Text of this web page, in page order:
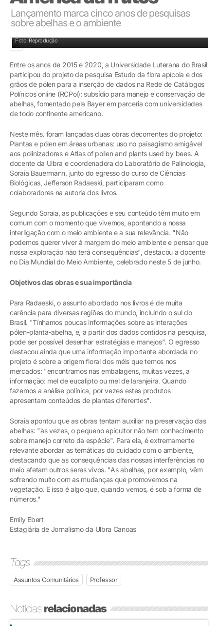
Lançamento marca cinco anos de pesquisas
sobre abelhas e o ambiente
Foto: Reprodução
Entre os anos de 2015 e 2020, a Universidade Luterana do Brasil
participou do projeto de pesquisa Estudo da flora apícola e dos
grãos de pólen para a inserção de dados na Rede de Catálogos
Polínicos online (RCPol): subsídio para manejo e conservação de
abelhas, fomentado pela Bayer em parceria com universidades
de todo continente americano.
Neste mês, foram lançadas duas obras decorrentes do projeto:
Plantas e pólen em áreas urbanas: uso no paisagismo amigável
aos polinizadores e Atlas of pollen and plants used by bees. A
docente da Ulbra e coordenadora do Laboratório de Palinologia,
Soraia Bauermann, junto do egresso do curso de Ciências
Biológicas, Jefferson Radaeski, participaram como
colaboradores na autoria dos livros.
Segundo Soraia, as publicações e seu conteúdo têm muito em
comum com o momento que vivemos, apontando a nossa
interligação com o meio ambiente e a sua relevância. "Não
podemos querer viver à margem do meio ambiente e pensar que
nossa exploração não terá consequências", destacou a docente
no Dia Mundial do Meio Ambiente, celebrado neste 5 de junho.
Objetivos das obras e sua importância
Para Radaeski, o assunto abordado nos livros é de muita
carência para diversas regiões do mundo, incluindo o sul do
Brasil. "Tínhamos poucas informações sobre as interações
pólen-planta-abelha, e, a partir dos dados contidos na pesquisa,
pode ser possível desenhar estratégias e manejos". O egresso
destacou ainda que uma informação importante abordada no
projeto é sobre a origem floral dos méis que temos nos
mercados: "encontramos nas embalagens, muitas vezes, a
informação: mel de eucalipto ou mel de laranjeira. Quando
fazemos a análise polínica, por vezes estes produtos
apresentam conteúdos de plantas diferentes".
Soraia apontou que as obras tentam auxiliar na preservação das
abelhas: "às vezes, o pequeno apicultor não tem conhecimento
sobre manejo correto da espécie". Para ela, é extremamente
relevante abordar as temáticas do cuidado com o ambiente,
destacando que as consequências das nossas interferências no
meio afetam outros seres vivos. "As abelhas, por exemplo, vêm
sofrendo muito com as mudanças que promovemos na
vegetação. E isso é algo que, quando vemos, é sob a forma de
números."
Emily Ebert
Estagiária de Jornalismo da Ulbra Canoas
Tags
Assuntos Comunitários Professor
Notíciasrelacionadas